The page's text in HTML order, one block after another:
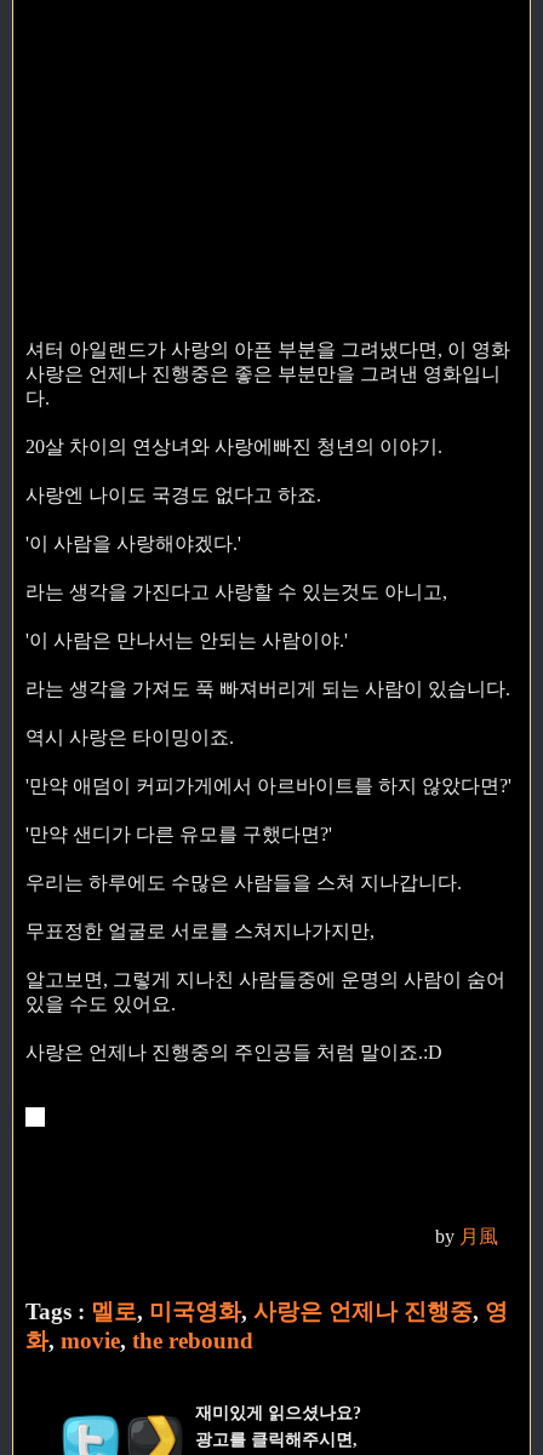
셔터 아일랜드가 사랑의 아픈 부분을 그려냈다면, 이 영화
사랑은 언제나 진행중은 좋은 부분만을 그려낸 영화입니
다.
20살 차이의 연상녀와 사랑에빠진 청년의 이야기.
사랑엔 나이도 국경도 없다고 하죠.
'이 사람을 사랑해야겠다.'
라는 생각을 가진다고 사랑할 수 있는것도 아니고,
'이 사람은 만나서는 안되는 사람이야.'
라는 생각을 가져도 푹 빠져버리게 되는 사람이 있습니다.
역시 사랑은 타이밍이죠.
'만약 애덤이 커피가게에서 아르바이트를 하지 않았다면?'
'만약 샌디가 다른 유모를 구했다면?'
우리는 하루에도 수많은 사람들을 스쳐 지나갑니다.
무표정한 얼굴로 서로를 스쳐지나가지만,
알고보면, 그렇게 지나친 사람들중에 운명의 사람이 숨어
있을 수도 있어요.
사랑은 언제나 진행중의 주인공들 처럼 말이죠.:D
by 月風
Tags : 멜로, 미국영화, 사랑은 언제나 진행중, 영
화, movie, the rebound
재미있게 읽으셨나요?
광고를 클릭해주시면,